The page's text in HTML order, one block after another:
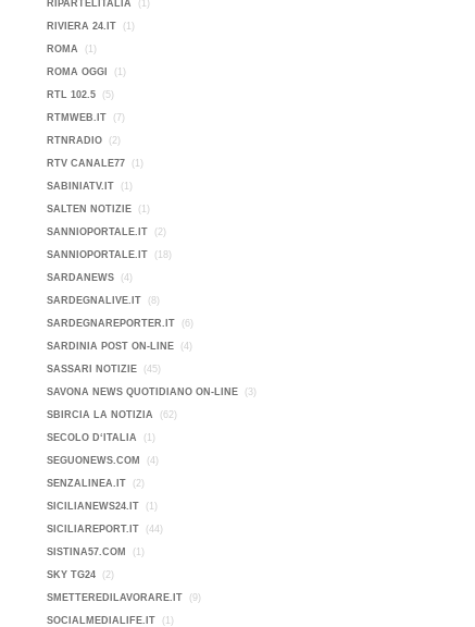
RIPARTELITALIA (1)
RIVIERA 24.IT (1)
ROMA (1)
ROMA OGGI (1)
RTL 102.5 (5)
RTMWEB.IT (7)
RTNRADIO (2)
RTV CANALE77 (1)
SABINIATV.IT (1)
SALTEN NOTIZIE (1)
SANNIOPORTALE.IT (2)
SANNIOPORTALE.IT (18)
SARDANEWS (4)
SARDEGNALIVE.IT (8)
SARDEGNAREPORTER.IT (6)
SARDINIA POST ON-LINE (4)
SASSARI NOTIZIE (45)
SAVONA NEWS QUOTIDIANO ON-LINE (3)
SBIRCIA LA NOTIZIA (62)
SECOLO D‘ITALIA (1)
SEGUONEWS.COM (4)
SENZALINEA.IT (2)
SICILIANEWS24.IT (1)
SICILIAREPORT.IT (44)
SISTINA57.COM (1)
SKY TG24 (2)
SMETTEREDILAVORARE.IT (9)
SOCIALMEDIALIFE.IT (1)